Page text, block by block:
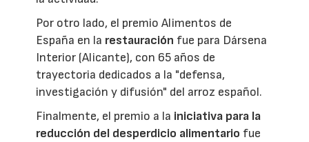
Por otro lado, el premio Alimentos de
España en la restauración fue para Dársena
Interior (Alicante), con 65 años de
trayectoria dedicados a la "defensa,
investigación y difusión" del arroz español.
Finalmente, el premio a la iniciativa para la
reducción del desperdicio alimentario fue